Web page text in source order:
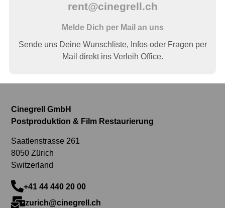
rent@cinegrell.ch
Melde Dich per Mail an uns
Sende uns Deine Wunschliste, Infos oder Fragen per
Mail direkt ins Verleih Office.
Cinegrell GmbH
Postproduktion & Film Restaurierung
Saatlenstrasse 261
8050 Zürich
Switzerland
+41 44 440 20 00
zurich@cinegrell.ch